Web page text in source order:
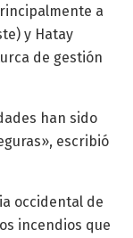
a
y Hatay
de gestión
han sido
escribió
occidental de
incendios que